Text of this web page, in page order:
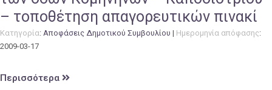
– τοποθέτηση απαγορευτικών πινακί
Κατηγορία: Αποφάσεις Δημοτικού Συμβουλίου | Ημερομηνία απόφασης:
2009-03-17
Περισσότερα